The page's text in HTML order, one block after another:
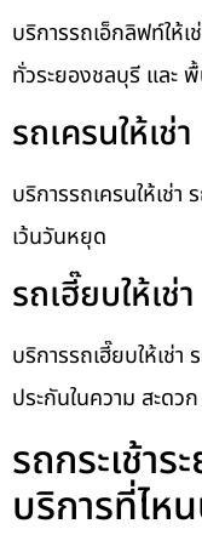
บริการรถเอ็กลิฟท์ให้
ทั่วระยองชลบุรี และ
รถเครนให้เช่า
บริการรถเครนให้เช่
เว้นวันหยุด
รถเฮี๊ยบให้เช่า
บริการรถเฮี๊ยบให้เช่
ประกันในความ สะดว
รถกระเช้า
บริการที่ไห